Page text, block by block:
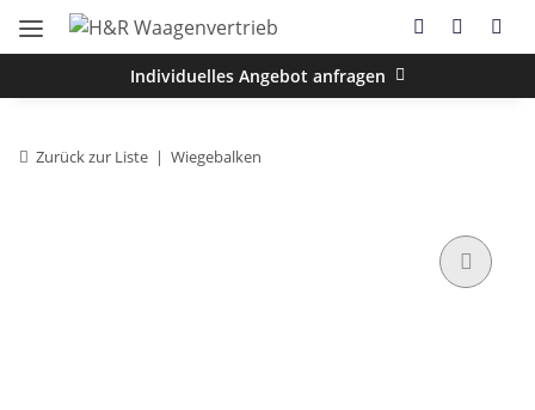
Individuelles Angebot anfragen
Zurück zur Liste Wiegebalken